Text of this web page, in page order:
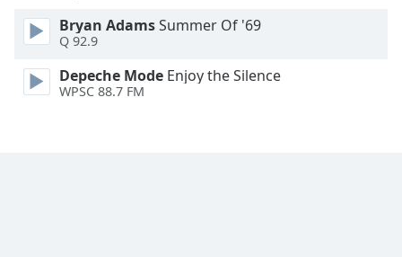
Bryan AdamsSummer Of '69
Q 92.9
Depeche Mode Enjoy the Silence
WPSC 88.7 FM